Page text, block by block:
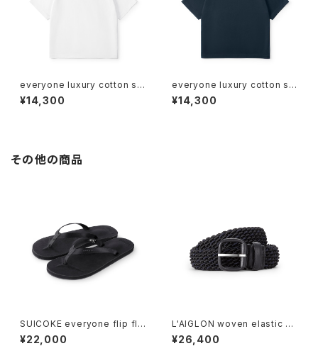
everyone luxury cotton sh
ort sleeve tee shirt (WHIT
E)
¥14,300
everyone luxury cotton sh
ort sleeve tee shirt (NAVY)
¥14,300
その他の商品
SUICOKE everyone flip flo
p (BLACK)
¥22,000
L'AIGLON woven elastic be
lt (BLACK×NAVY)
¥26,400